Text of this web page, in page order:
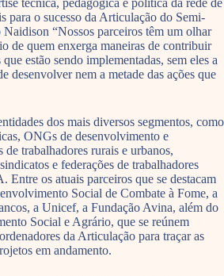
técnica, pedagógica e política da rede de
para o sucesso da Articulação do Semi-
“Nossos parceiros têm um olhar
de quem enxerga maneiras de contribuir
estão sendo implementadas, sem eles a
desenvolver nem a metade das ações que
dos mais diversos segmentos, como
ONGs de desenvolvimento e
de trabalhadores rurais e urbanos,
e federações de trabalhadores
Entre os atuais parceiros que se destacam
Social de Combate à Fome, a
a Unicef, a Fundação Avina, além do
Social e Agrário, que se reúnem
da Articulação para traçar as
em andamento.